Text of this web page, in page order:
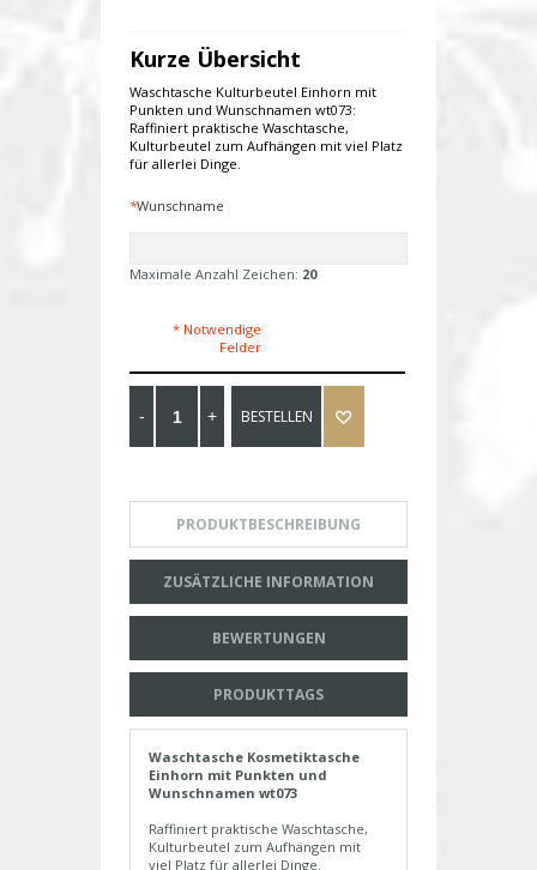
Kurze Übersicht
Waschtasche Kulturbeutel Einhorn mit
Punkten und Wunschnamen wt073:
Raffiniert praktische Waschtasche,
Kulturbeutel zum Aufhängen mit viel Platz
für allerlei Dinge.
*Wunschname
Maximale Anzahl Zeichen: 20
* Notwendige
Felder
BESTELLEN
PRODUKTBESCHREIBUNG
ZUSÄTZLICHE INFORMATION
BEWERTUNGEN
PRODUKTTAGS
Waschtasche Kosmetiktasche
Einhorn mit Punkten und
Wunschnamen wt073
Raffiniert praktische Waschtasche,
Kulturbeutel zum Aufhängen mit
viel Platz für allerlei Dinge.